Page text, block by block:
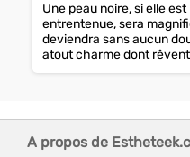
Une peau noire, si elle est
entrentenue, sera
deviendra sans aucun
atout charme dont
femmes... Pourtant, la
A propos de